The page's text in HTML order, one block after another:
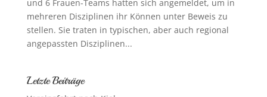
und 6 Frauen-Teams hatten sich angemeldet, um in
mehreren Disziplinen ihr Können unter Beweis zu
stellen. Sie traten in typischen, aber auch regional
angepassten Disziplinen...
Letzte Beiträge